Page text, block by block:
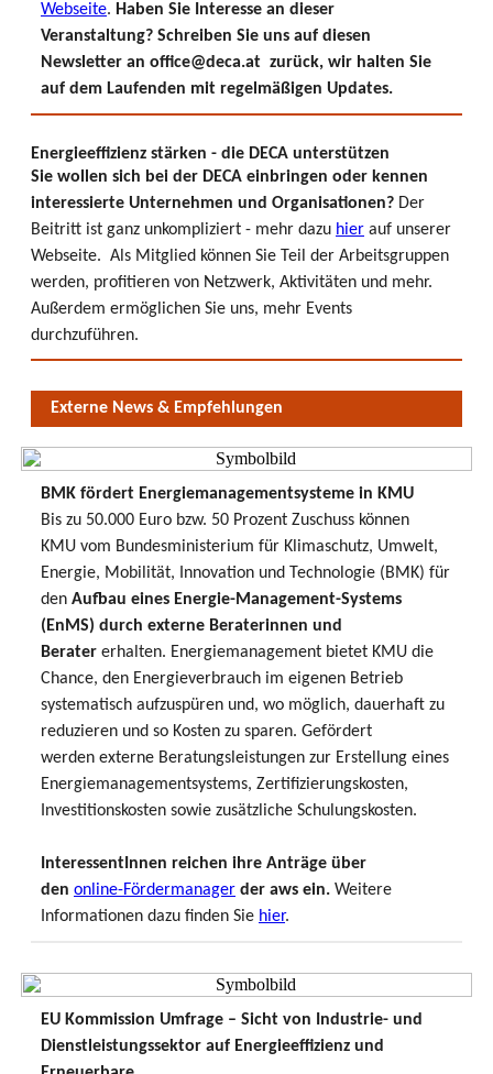
Webseite. Haben Sie Interesse an dieser
Veranstaltung? Schreiben Sie uns auf diesen
Newsletter an office@deca.at zurück, wir halten Sie
auf dem Laufenden mit regelmäßigen Updates.
Energieeffizienz stärken - die DECA unterstützen
Sie wollen sich bei der DECA einbringen oder kennen
interessierte Unternehmen und Organisationen? Der
Beitritt ist ganz unkompliziert - mehr dazu hier auf unserer
Webseite. Als Mitglied können Sie Teil der Arbeitsgruppen
werden, profitieren von Netzwerk, Aktivitäten und mehr.
Außerdem ermöglichen Sie uns, mehr Events
durchzuführen.
Externe News & Empfehlungen
BMK fördert Energiemanagementsysteme in KMU
Bis zu 50.000 Euro bzw. 50 Prozent Zuschuss können
KMU vom Bundesministerium für Klimaschutz, Umwelt,
Energie, Mobilität, Innovation und Technologie (BMK) für
den Aufbau eines Energie-Management-Systems
(EnMS) durch externe Beraterinnen und
Berater erhalten. Energiemanagement bietet KMU die
Chance, den Energieverbrauch im eigenen Betrieb
systematisch aufzuspüren und, wo möglich, dauerhaft zu
reduzieren und so Kosten zu sparen. Gefördert
werden externe Beratungsleistungen zur Erstellung eines
Energiemanagementsystems, Zertifizierungskosten,
Investitionskosten sowie zusätzliche Schulungskosten.
InteressentInnen reichen ihre Anträge über
den online-Fördermanager der aws ein. Weitere
Informationen dazu finden Sie hier.
EU Kommission Umfrage – Sicht von Industrie- und
Dienstleistungssektor auf Energieeffizienz und